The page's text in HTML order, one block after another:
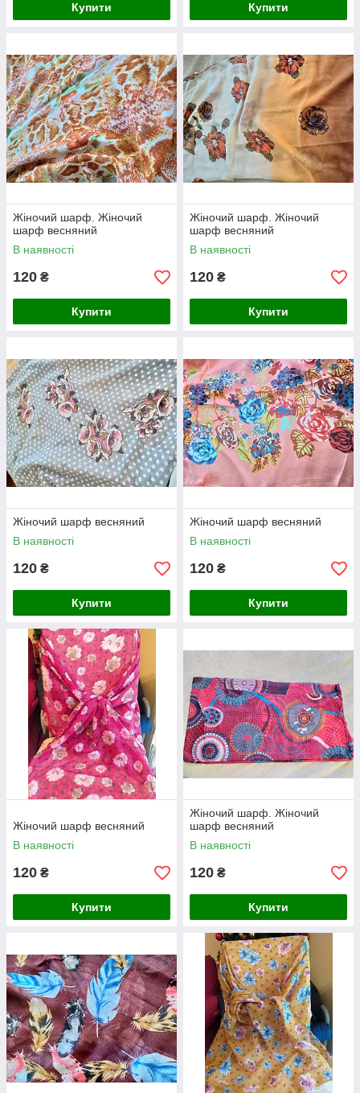
Купити Купити
Жіночий шарф. Жіночий
шарф весняний
В наявності
120 ₴
Купити
Жіночий шарф. Жіночий
шарф весняний
В наявності
120 ₴
Купити
Жіночий шарф весняний
В наявності
120 ₴
Купити
Жіночий шарф весняний
В наявності
120 ₴
Купити
Жіночий шарф весняний
В наявності
120 ₴
Купити
Жіночий шарф. Жіночий
шарф весняний
В наявності
120 ₴
Купити